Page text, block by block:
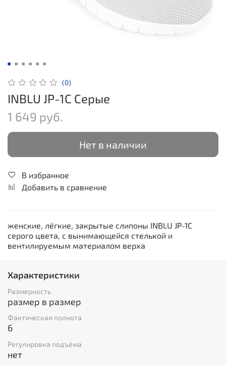
(0)
INBLU JP-1C Серые
1 649 руб.
Нет в наличии
В избранное
Добавить в сравнение
женские, лёгкие, закрытые слипоны INBLU JP-1C
серого цвета, с вынимающейся стелькой и
вентилируемым материалом верха
Характеристики
Размерность
размер в размер
Фактическая полнота
6
Регулировка подъёма
нет